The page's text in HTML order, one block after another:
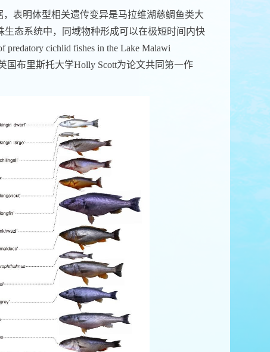
表明体型相关遗传变异是马拉维湖慈鲷鱼类大
态系统中，同域物种形成可以在极短时间内快
cichlid fishes in the Lake Malawi
国布里斯托大学Holly Scott为论文共同第一作